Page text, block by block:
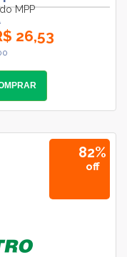
MPP
26,53
82%
off